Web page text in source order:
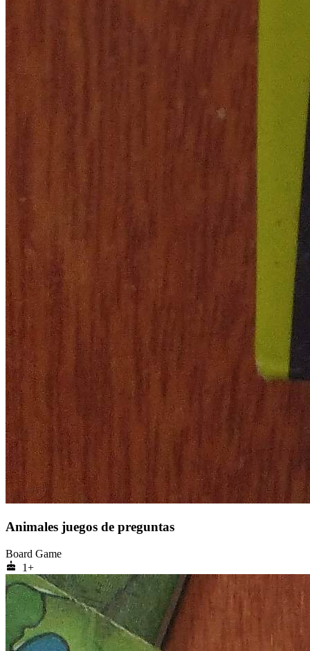
Animales juegos de preguntas
Board Game
cake 1+